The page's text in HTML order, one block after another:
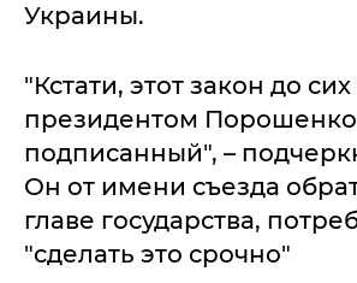
Украины.
"Кстати, этот закон до
президентом
подписанный", –
Он от имени съезда
главе государства,
"сделать это срочно"